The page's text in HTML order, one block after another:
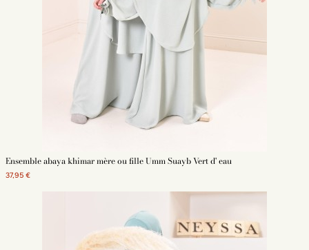
Ensemble abaya khimar mère ou fille Umm Suayb Vert d' eau
37,95 €